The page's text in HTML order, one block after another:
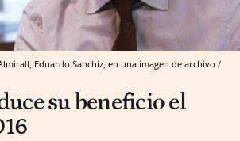
Eduardo Sanchiz, en una imagen de archivo /
su beneficio el